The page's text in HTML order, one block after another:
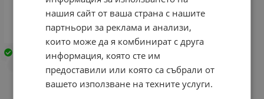
Закупен Закупен
нашия сайт от ваша страна с нашите
партньори за реклама и анализи,
които може да я комбинират с друга
информация, която сте им
предоставили или която са събрали от
вашето използване на техните услуги.